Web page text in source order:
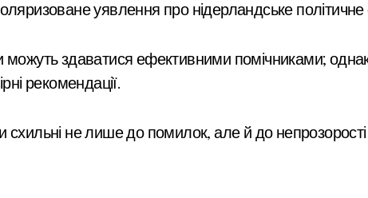
уявлення про нідерландське
можуть здаватися ефективними помічниками;
рекомендації.
схильні не лише до помилок, але й до